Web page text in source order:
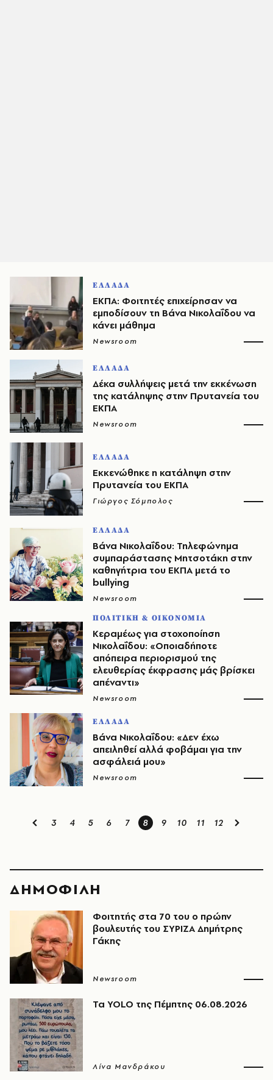
ΕΛΛΑΔΑ
ΕΚΠΑ: Φοιτητές επιχείρησαν να
εμποδίσουν τη Βάνα Νικολαΐδου να
κάνει μάθημα
Newsroom
ΕΛΛΑΔΑ
Δέκα συλλήψεις μετά την εκκένωση
της κατάληψης στην Πρυτανεία του
ΕΚΠΑ
Newsroom
ΕΛΛΑΔΑ
Εκκενώθηκε η κατάληψη στην
Πρυτανεία του ΕΚΠΑ
Γιώργος Σόμπολος
ΕΛΛΑΔΑ
Βάνα Νικολαΐδου: Τηλεφώνημα
συμπαράστασης Μητσοτάκη στην
καθηγήτρια του ΕΚΠΑ μετά το
bullying
Newsroom
ΠΟΛΙΤΙΚΗ & ΟΙΚΟΝΟΜΙΑ
Κεραμέως για στοχοποίηση
Νικολαΐδου: «Οποιαδήποτε
απόπειρα περιορισμού της
ελευθερίας έκφρασης μάς βρίσκει
απέναντι»
Newsroom
ΕΛΛΑΔΑ
Βάνα Νικολαΐδου: «Δεν έχω
απειληθεί αλλά φοβάμαι για την
ασφάλειά μου»
Newsroom
3 4 5 6 7 8 9 10 11 12
ΔΗΜΟΦΙΛΗ
Φοιτητής στα 70 του ο πρώην
βουλευτής του ΣΥΡΙΖΑ Δημήτρης
Γάκης
Newsroom
Τα YOLO της Πέμπτης 06.08.2026
Λίνα Μανδράκου